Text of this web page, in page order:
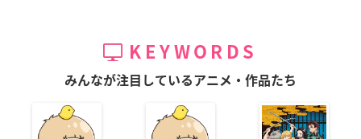
KEYWORDS
みんなが注目しているアニメ・作品たち